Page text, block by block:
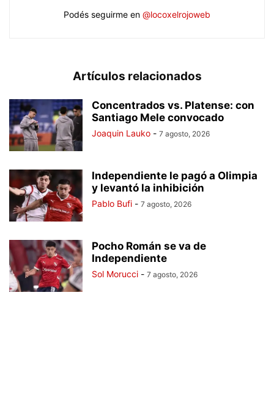
Podés seguirme en @locoxelrojoweb
Artículos relacionados
Concentrados vs. Platense: con
Santiago Mele convocado
Joaquin Lauko - 7 agosto, 2026
Independiente le pagó a Olimpia
y levantó la inhibición
Pablo Bufi - 7 agosto, 2026
Pocho Román se va de
Independiente
Sol Morucci - 7 agosto, 2026